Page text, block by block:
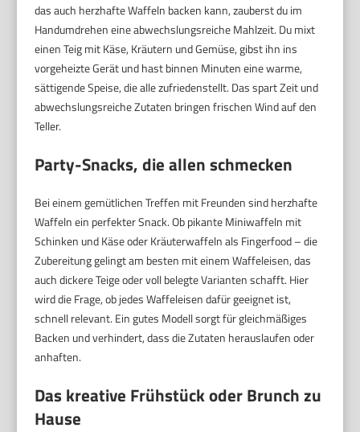
das auch herzhafte Waffeln backen kann, zauberst du im
Handumdrehen eine abwechslungsreiche Mahlzeit. Du mixt
einen Teig mit Käse, Kräutern und Gemüse, gibst ihn ins
vorgeheizte Gerät und hast binnen Minuten eine warme,
sättigende Speise, die alle zufriedenstellt. Das spart Zeit und
abwechslungsreiche Zutaten bringen frischen Wind auf den
Teller.
Party-Snacks, die allen schmecken
Bei einem gemütlichen Treffen mit Freunden sind herzhafte
Waffeln ein perfekter Snack. Ob pikante Miniwaffeln mit
Schinken und Käse oder Kräuterwaffeln als Fingerfood – die
Zubereitung gelingt am besten mit einem Waffeleisen, das
auch dickere Teige oder voll belegte Varianten schafft. Hier
wird die Frage, ob jedes Waffeleisen dafür geeignet ist,
schnell relevant. Ein gutes Modell sorgt für gleichmäßiges
Backen und verhindert, dass die Zutaten herauslaufen oder
anhaften.
Das kreative Frühstück oder Brunch zu
Hause